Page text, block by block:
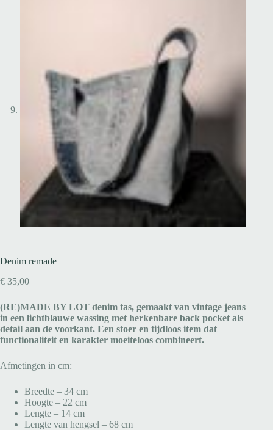
Denim remade
€ 35,00
(RE)MADE BY LOT denim tas, gemaakt van vintage jeans
in een lichtblauwe wassing met herkenbare back pocket als
detail aan de voorkant. Een stoer en tijdloos item dat
functionaliteit en karakter moeiteloos combineert.
Afmetingen in cm:
Breedte – 34 cm
Hoogte – 22 cm
Lengte – 14 cm
Lengte van hengsel – 68 cm